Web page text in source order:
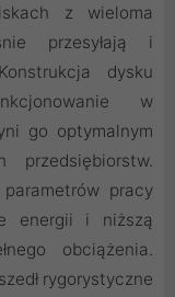
z wieloma
przesyłają i
dysku
w
go optymalnym
pracy
energii i niższą
obciążenia.
rygorystyczne